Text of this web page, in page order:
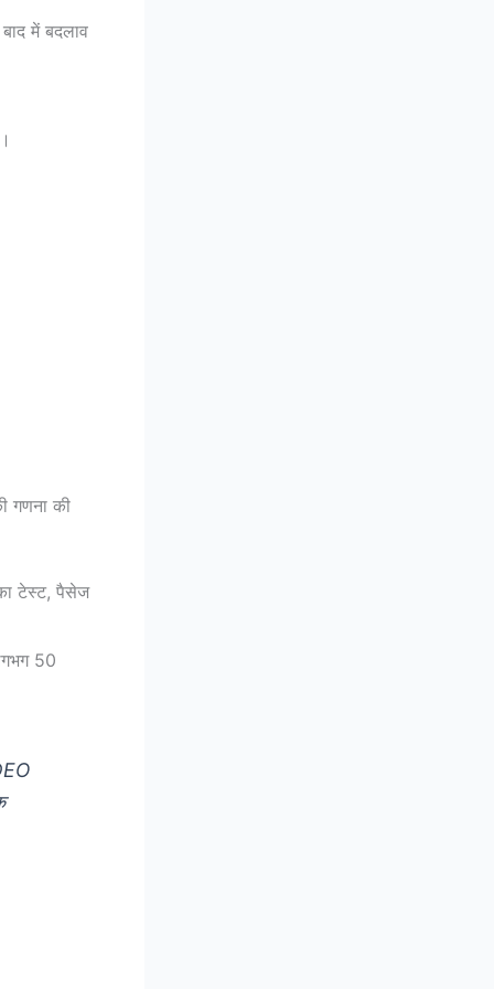
में बदलाव
गणना की
टेस्ट, पैसेज
50